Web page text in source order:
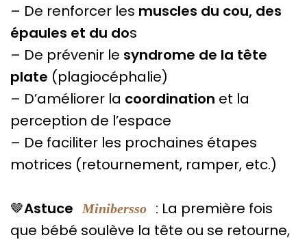
– De renforcer les muscles du cou, des
épaules et du dos
– De prévenir le syndrome de la tête
plate (plagiocéphalie)
– D’améliorer la coordination et la
perception de l’espace
– De faciliter les prochaines étapes
motrices (retournement, ramper, etc.)
🤎Astuce Minibersso
: La première fois
que bébé soulève la tête ou se retourne,